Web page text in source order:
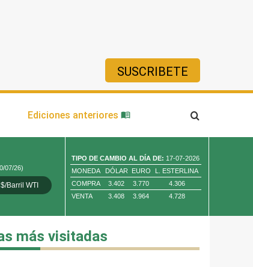
SUSCRIBETE
Ediciones anteriores
07/26)
Barril WTI Oro 4,010.80 US $/ Oz. Tr.
TIPO DE CAMBIO AL DÍA DE: 17-07-2026
MONEDA
DÓLAR EURO
L. ESTERLINA
COMPRA
3.402 3.770
4.306
VENTA
3.408 3.964 4.728
más visitadas